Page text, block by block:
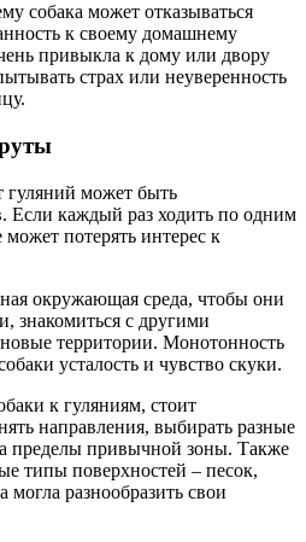
собака может отказываться
к своему домашнему
привыкла к дому или двору
страх или неуверенность
гуляний может быть
Если каждый раз ходить по одним
потерять интерес к
окружающая среда, чтобы они
знакомиться с другими
территории. Монотонность
усталость и чувство скуки.
к гуляниям, стоит
направления, выбирать разные
пределы привычной зоны. Также
типы поверхностей – песок,
могла разнообразить свои